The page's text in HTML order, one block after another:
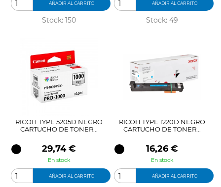
AÑADIR AL CARRITO
Stock: 150
AÑADIR AL CARRITO
Stock: 49
RICOH TYPE 5205D NEGRO
CARTUCHO DE TONER...
Precio
29,74 €
En stock
AÑADIR AL CARRITO
RICOH TYPE 1220D NEGRO
CARTUCHO DE TONER...
Precio
16,26 €
En stock
AÑADIR AL CARRITO